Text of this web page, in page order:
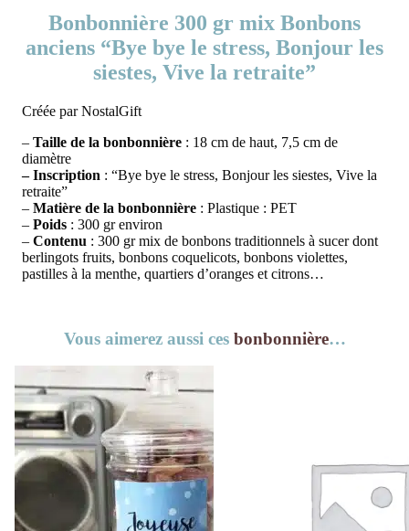
Bonbonnière 300 gr mix Bonbons
anciens “Bye bye le stress, Bonjour les
siestes, Vive la retraite”
Créée par NostalGift
– Taille de la bonbonnière : 18 cm de haut, 7,5 cm de
diamètre
– Inscription : “Bye bye le stress, Bonjour les siestes, Vive la
retraite”
– Matière de la bonbonnière : Plastique : PET
– Poids : 300 gr environ
– Contenu : 300 gr mix de bonbons traditionnels à sucer dont
berlingots fruits, bonbons coquelicots, bonbons violettes,
pastilles à la menthe, quartiers d’oranges et citrons…
Vous aimerez aussi ces bonbonnière…